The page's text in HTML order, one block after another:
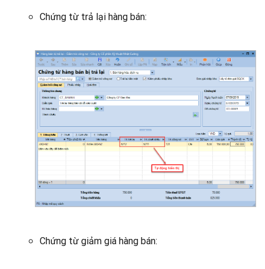
Chứng từ trả lại hàng bán:
Chứng từ giảm giá hàng bán: